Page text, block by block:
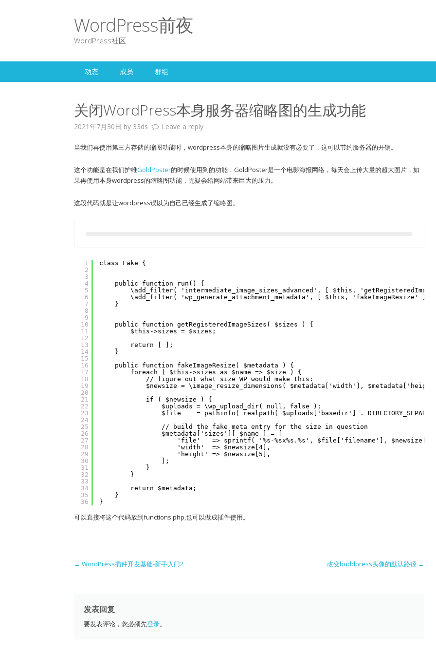
WordPress前夜
WordPress社区
Skip to content
动态 成员 群组
关闭WordPress本身服务器缩略图的生成功能
2021年7月30日 by 33ds Leave a reply
当我们再使用第三方存储的缩图功能时，wordpress本身的缩略图片生成就没有必要了，这可以节约服务器的开销。
这个功能是在我们护维GoldPoster的时候使用到的功能，GoldPoster是一个电影海报网络，每天会上传大量的超大图片，如
果再使用本身wordpress的缩略图功能，无疑会给网站带来巨大的压力。
这段代码就是让wordpress误以为自己已经生成了缩略图。
1
2
3
4
5
6
7
8
9
10
11
12
13
14
15
16
17
18
19
20
21
22
23
24
25
26
27
28
29
30
31
32
33
34
35
36
class Fake {
public function run() {
\add_filter( 'intermediate_image_sizes_advanced', [ $this,
\add_filter( 'wp_generate_attachment_metadata', [ $this, 'fakeImageResize' ]
}
public function getRegisteredImageSizes( $sizes ) {
$this->sizes = $sizes;
return [ ];
}
public function fakeImageResize( $metadata ) {
foreach ( $this->sizes as $name => $size ) {
// figure out what size WP would make this:
$newsize = \image_resize_dimensions( $metadata['width'],
if ( $newsize ) {
$uploads = \wp_upload_dir( null, false );
$file    = pathinfo( realpath( $uploads['basedir'] .
// build the fake meta entry for the size in question
$metadata['sizes'][ $name ] = [
'file'   => sprintf( '%s-%sx%s.%s', $file['filename'],
'width'  => $newsize[4],
'height' => $newsize[5],
];
}
}
return $metadata;
}
}
可以直接将这个代码放到functions.php,也可以做成插件使用。
Post navigation
← WordPress插件开发基础-新手入门2 改变buddpress头像的默认路径 →
发表回复
要发表评论，您必须先登录。